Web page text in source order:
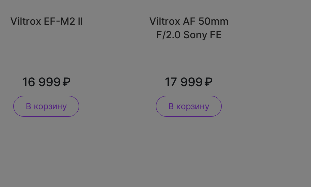
Viltrox EF-M2 II
16 999
В корзину
Viltrox AF 50mm
F/2.0 Sony FE
17 999
В корзину